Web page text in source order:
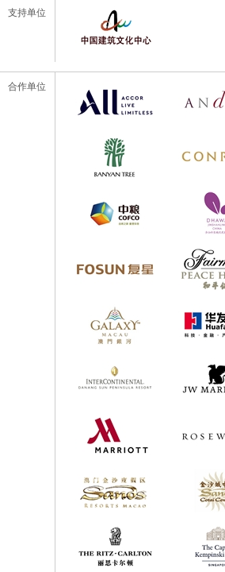
支持单位
合作单位